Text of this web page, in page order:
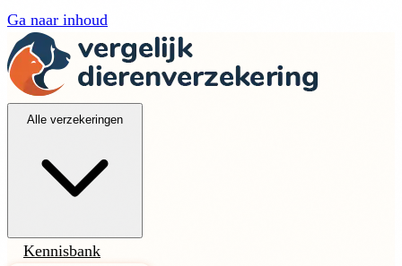
Ga naar inhoud
Alle verzekeringen
Kennisbank